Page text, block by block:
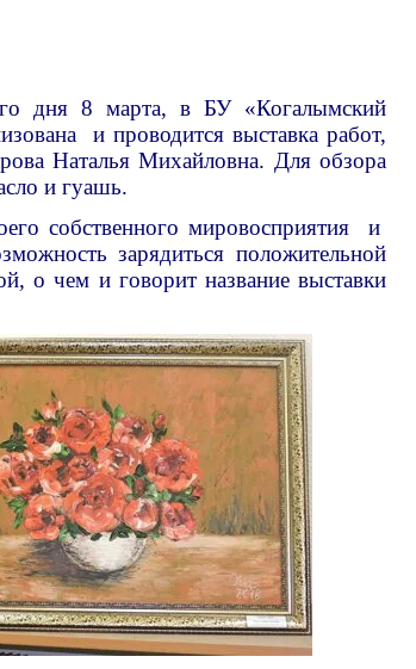
дня 8 марта, в БУ «Когалымский
и проводится выставка работ,
Наталья Михайловна. Для обзора
и гуашь.
собственного мировосприятия и
зарядиться положительной
о чем и говорит название выставки